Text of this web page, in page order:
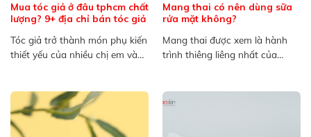
Mua tóc giả ở đâu tphcm chất
lượng? 9+ địa chỉ bán tóc giả
Tóc giả trở thành món phụ kiến
thiết yếu của nhiều chị em và
Mang thai có nên dùng sữa
rửa mặt không?
Mang thai được xem là hành
trình thiêng liêng nhất của